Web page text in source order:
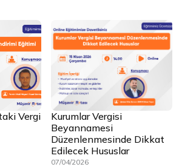
Vergi
Kurumlar Vergisi
Beyannamesi
Düzenlenmesinde Dikkat
Edilecek Hususlar
07/04/2026